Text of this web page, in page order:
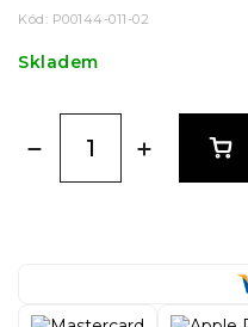
Kód: P00144-011-02
Skladem